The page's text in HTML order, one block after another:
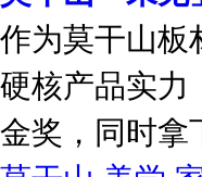
莫干山「未见
作为莫干山板
硬核产品实
金奖，同时拿